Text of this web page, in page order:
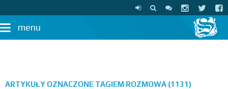
menu
ARTYKUŁY OZNACZONE TAGIEM ROZMOWA (1131)